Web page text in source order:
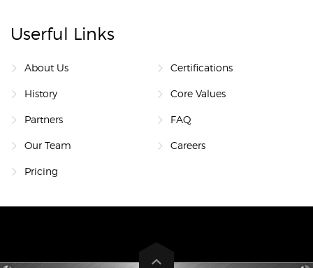
Userful Links
About Us Certifications
History Core Values
Partners FAQ
Our Team Careers
Pricing